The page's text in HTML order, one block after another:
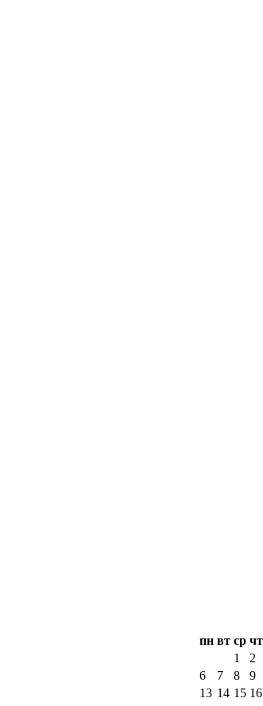
пн вт ср чт
1
2
6
7 8 9
13 14 15 16